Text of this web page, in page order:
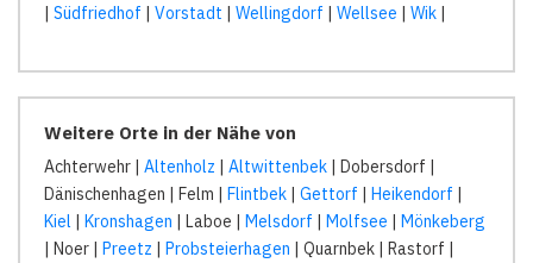
| Südfriedhof | Vorstadt | Wellingdorf | Wellsee | Wik |
Weitere Orte in der Nähe von
Achterwehr | Altenholz | Altwittenbek | Dobersdorf |
Dänischenhagen | Felm | Flintbek | Gettorf | Heikendorf |
Kiel | Kronshagen | Laboe | Melsdorf | Molfsee | Mönkeberg
| Noer | Preetz | Probsteierhagen | Quarnbek | Rastorf |